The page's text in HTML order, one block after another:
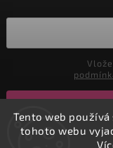
Tento web
tohoto webu